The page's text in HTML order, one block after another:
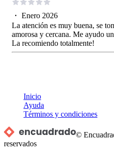
・ Enero 2026
La atención es muy buena, se
amorosa y cercana. Me ayudo
La recomiendo totalmente!
Inicio
Ayuda
Términos y condiciones
©
reservados